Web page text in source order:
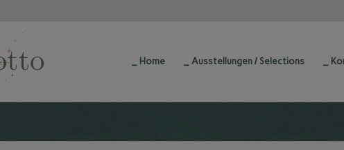
_ Home _ Ausstellungen / Selections _